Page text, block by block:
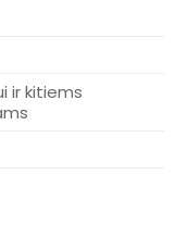
ir kitiems